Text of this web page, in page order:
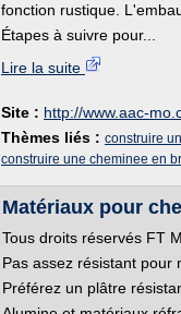
fonction rustique.
Étapes à suivre pour...
Lire la suite
Site : http://www.aac-
Thèmes liés : construire
construire une cheminee en
Matériaux pour
Tous droits réservés FT
Pas assez résistant pour
Préférez un plâtre